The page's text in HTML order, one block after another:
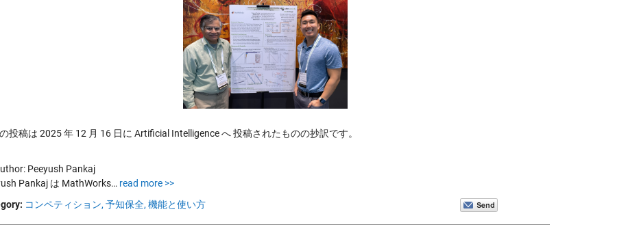
投稿は 2025 年 12 月 16 日に Artificial Intelligence へ 投稿されたものの抄訳です。
Peeyush Pankaj
Pankaj は MathWorks… read more >>
コンペティション, 予知保全, 機能と使い方